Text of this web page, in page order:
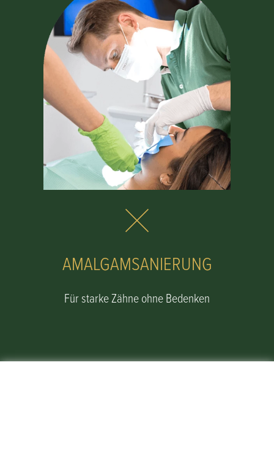
AMALGAMSANIERUNG
Für starke Zähne ohne Bedenken